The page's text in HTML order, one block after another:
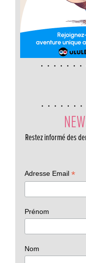
Restez informé des
Adresse Email *
Prénom
Nom